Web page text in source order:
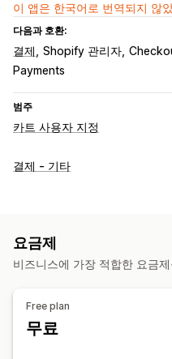
이 앱은 한국어로 번역되지 않
다음과 호환:
결제 Shopify 관리자
Payments
범주
카트 사용자 지정
카트 표시
추가 수수료
결제 사용자 지정
결제 - 기타
요금제
비즈니스에 가장 적합한 요금
Free plan
무료